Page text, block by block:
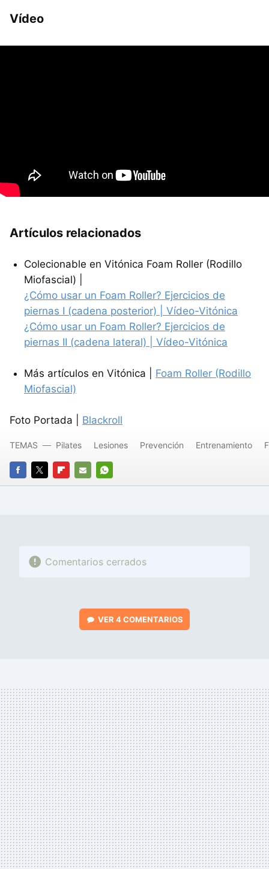
Vídeo
Artículos relacionados
Colecionable en Vitónica Foam Roller (Rodillo
Miofascial) |
¿Cómo usar un Foam Roller? Ejercicios de
piernas I (cadena posterior) | Vídeo-Vitónica
¿Cómo usar un Foam Roller? Ejercicios de
piernas II (cadena lateral) | Vídeo-Vitónica
Más artículos en Vitónica | Foam Roller (Rodillo
Miofascial)
Foto Portada | Blackroll
FACEBOOK
TWITTERFLIPBOARD
E-
WHATSAPP
TEMAS Pilates Lesiones Prevención Entrenamiento
Comentarios cerrados
VER 4 COMENTARIOS